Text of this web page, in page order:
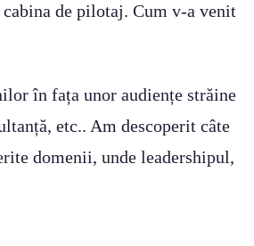
cabina de pilotaj. Cum v-a venit
în fața unor audiențe străine
etc.. Am descoperit câte
domenii, unde leadershipul,